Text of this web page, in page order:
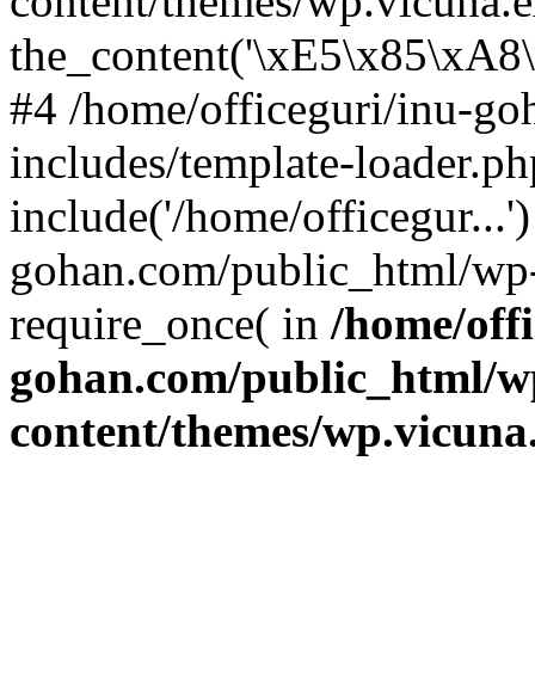
#4 /home/officeguri/inu-
includes/template-
include('/home/
gohan.com/public_html/
require_once( in /home/
gohan.com/public_html/
content/themes/